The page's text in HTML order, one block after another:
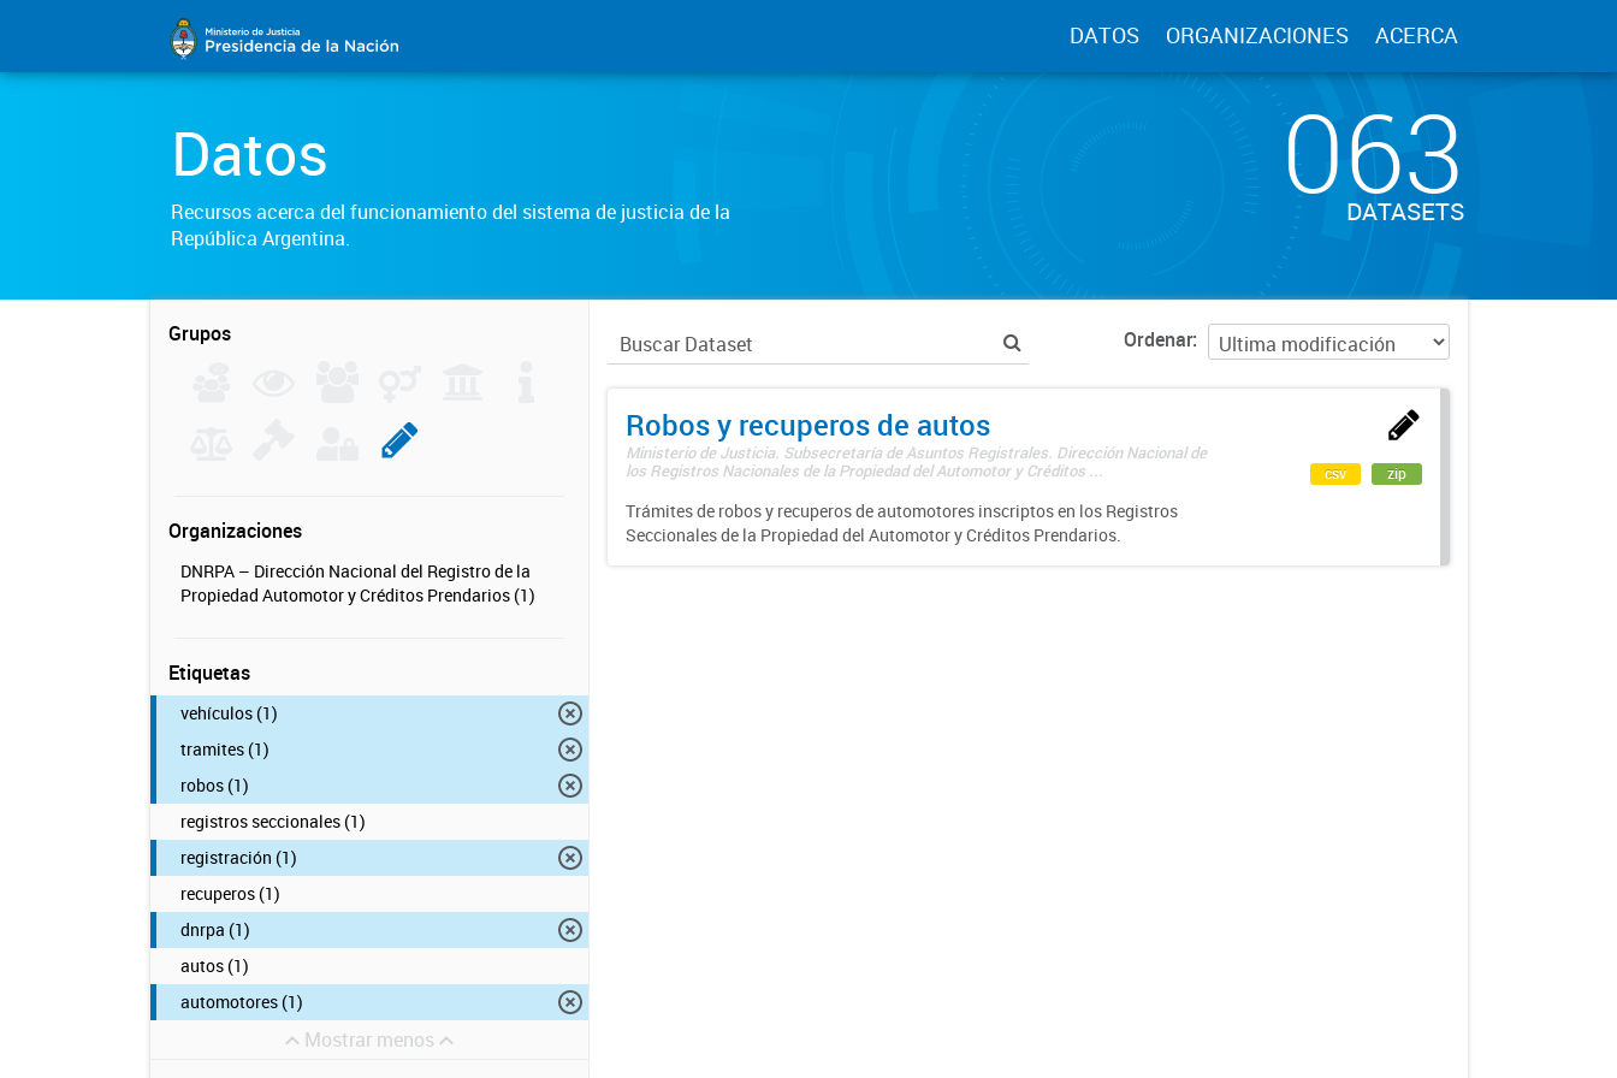
DATOS ORGANIZACIONES ACERCA
Datos
Recursos acerca del funcionamiento del sistema de justicia de la
República Argentina.
063
DATASETS
Grupos
Organizaciones
DNRPA – Dirección Nacional del Registro de la
Propiedad Automotor y Créditos Prendarios (1)
Etiquetas
vehículos (1)
tramites (1)
robos (1)
registros seccionales (1)
registración (1)
recuperos (1)
dnrpa (1)
autos (1)
automotores (1)
Mostrar menos
Ordenar
Robos y recuperos de autos
Ministerio de Justicia. Subsecretaría de Asuntos Registrales. Dirección Nacional de
los Registros Nacionales de la Propiedad del Automotor y Créditos ...
Trámites de robos y recuperos de automotores inscriptos en los Registros
Seccionales de la Propiedad del Automotor y Créditos Prendarios.
csv zip